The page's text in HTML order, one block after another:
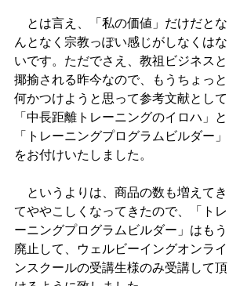
とは言え、「私の価値」だけだとな
んとなく宗教っぽい感じがしなくはな
いです。ただでさえ、教祖ビジネスと
揶揄される昨今なので、もうちょっと
何かつけようと思って参考文献として
「中長距離トレーニングのイロハ」と
「トレーニングプログラムビルダー」
をお付けいたしました。
というよりは、商品の数も増えてき
てややこしくなってきたので、「トレ
ーニングプログラムビルダー」はもう
廃止して、ウェルビーイングオンライ
ンスクールの受講生様のみ受講して頂